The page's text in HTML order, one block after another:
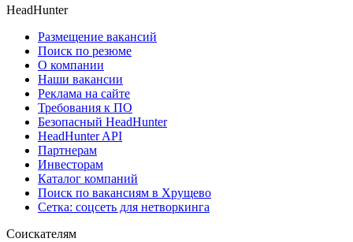
HeadHunter
Размещение вакансий
Поиск по резюме
О компании
Наши вакансии
Реклама на сайте
Требования к ПО
Безопасный HeadHunter
HeadHunter API
Партнерам
Инвесторам
Каталог компаний
Поиск по вакансиям в Хрущево
Сетка: соцсеть для нетворкинга
Соискателям